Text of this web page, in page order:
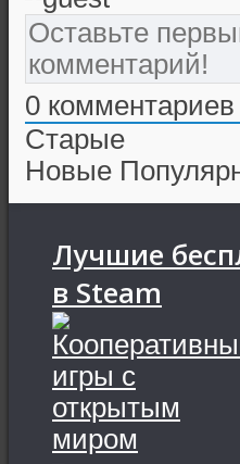
0 комментариев
Старые
Новые
Лучшие
в Steam